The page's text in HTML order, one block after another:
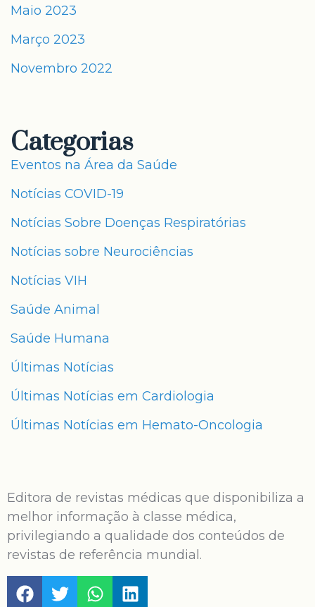
Maio 2023
Março 2023
Novembro 2022
Categorias
Eventos na Área da Saúde
Notícias COVID-19
Notícias Sobre Doenças Respiratórias
Notícias sobre Neurociências
Notícias VIH
Saúde Animal
Saúde Humana
Últimas Notícias
Últimas Notícias em Cardiologia
Últimas Notícias em Hemato-Oncologia
Editora de revistas médicas que disponibiliza a
melhor informação à classe médica,
privilegiando a qualidade dos conteúdos de
revistas de referência mundial.